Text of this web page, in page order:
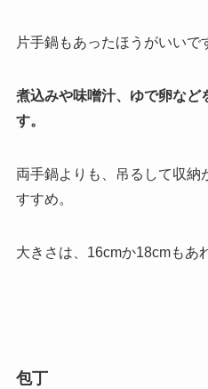
片手鍋もあったほうがいいで
煮込みや味噌汁、ゆで卵など
す。
両手鍋よりも、吊るして収納
すすめ。
大きさは、16cmか18cmもあ
包丁